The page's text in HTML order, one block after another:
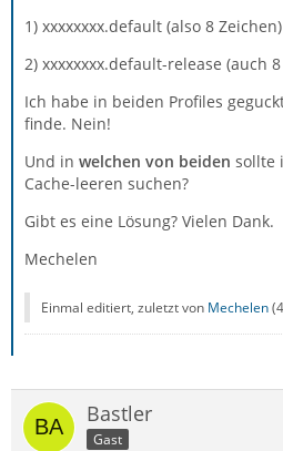
1) xxxxxxxx.default (also 8 Zeichen)
2) xxxxxxxx.default-release (auch
Ich habe in beiden Profiles
finde. Nein!
Und in welchen von beiden sollte
Cache-leeren suchen?
Gibt es eine Lösung? Vielen Dank.
Mechelen
Einmal editiert, zuletzt von Mechelen(
Bastler
Gast